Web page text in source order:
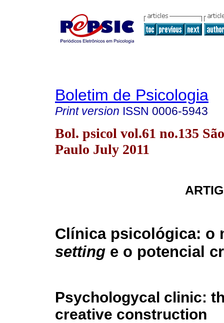
Boletim de Psicologia
Print version ISSN 0006-5943
Bol. psicol vol.61 no.135 São
Paulo July 2011
Clínica psicológica: o
setting e o potencial
Psychologycal clinic:
creative construction